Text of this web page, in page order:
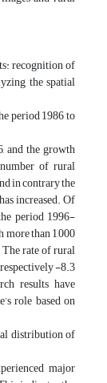
recognition of
the spatial
period 1986 to
and the growth
of rural
in contrary the
increased. Of
period 1996-
than 1,000
rate of rural
-8.3
results have
role based on
distribution of
major